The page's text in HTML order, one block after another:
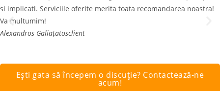
si implicati. Serviciile oferite merita toata recomandarea noastra!
Va multumim!
Alexandros Galiațatosclient
Ești gata să începem o discuție? Contactează-ne
acum!